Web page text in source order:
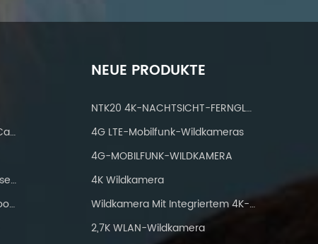
IP 66 Waterproof Wifi Trail Camera
Jagdkameras Mit IP66 Wasserdicht
WiFi-Wanderkamera Bluetooth 24mp
NEUE PRODUKTE
NTK20 4K-NACHTSICHT-FERNGLAS
4G LTE-Mobilfunk-Wildkameras
4G-MOBILFUNK-WILDKAMERA
4K Wildkamera
Wildkamera Mit Integriertem 4K-Solarpanel
2,7K WLAN-Wildkamera